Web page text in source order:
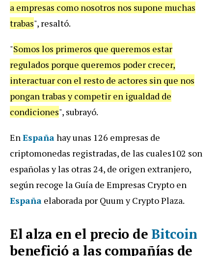
a empresas como nosotros nos supone muchas
trabas", resaltó.
"Somos los primeros que queremos estar
regulados porque queremos poder crecer,
interactuar con el resto de actores sin que nos
pongan trabas y competir en igualdad de
condiciones", subrayó.
EnEspañahay unas 126 empresas de
criptomonedas registradas, de las cuales102 son
españolas y las otras 24, de origen extranjero,
según recoge la Guía de Empresas Crypto en
España elaborada por Quum y Crypto Plaza.
El alza en el precio de Bitcoin
benefició a las compañías de